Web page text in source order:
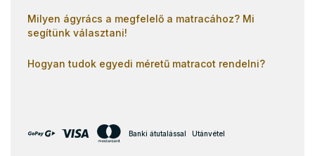
Milyen ágyrács a megfelelő a matracához? Mi
segítünk választani!
Hogyan tudok egyedi méretű matracot rendelni?
Banki átutalással Utánvétel